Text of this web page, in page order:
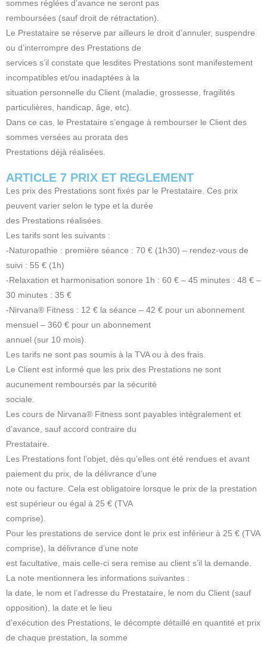
sommes réglées d’avance ne seront pas
remboursées (sauf droit de rétractation).
Le Prestataire se réserve par ailleurs le droit d’annuler, suspendre
ou d’interrompre des Prestations de
services s’il constate que lesdites Prestations sont manifestement
incompatibles et/ou inadaptées à la
situation personnelle du Client (maladie, grossesse, fragilités
particulières, handicap, âge, etc).
Dans ce cas, le Prestataire s’engage à rembourser le Client des
sommes versées au prorata des
Prestations déjà réalisées.
ARTICLE 7 PRIX ET REGLEMENT
Les prix des Prestations sont fixés par le Prestataire. Ces prix
peuvent varier selon le type et la durée
des Prestations réalisées.
Les tarifs sont les suivants :
-Naturopathie : première séance : 70 € (1h30) – rendez-vous de
suivi : 55 € (1h)
-Relaxation et harmonisation sonore 1h : 60 € – 45 minutes : 48 € –
30 minutes : 35 €
-Nirvana® Fitness : 12 € la séance – 42 € pour un abonnement
mensuel – 360 € pour un abonnement
annuel (sur 10 mois).
Les tarifs ne sont pas soumis à la TVA ou à des frais.
Le Client est informé que les prix des Prestations ne sont
aucunement remboursés par la sécurité
sociale.
Les cours de Nirvana® Fitness sont payables intégralement et
d’avance, sauf accord contraire du
Prestataire.
Les Prestations font l’objet, dès qu’elles ont été rendues et avant
paiement du prix, de la délivrance d’une
note ou facture. Cela est obligatoire lorsque le prix de la prestation
est supérieur ou égal à 25 € (TVA
comprise).
Pour les prestations de service dont le prix est inférieur à 25 € (TVA
comprise), la délivrance d’une note
est facultative, mais celle-ci sera remise au client s’il la demande.
La note mentionnera les informations suivantes :
la date, le nom et l’adresse du Prestataire, le nom du Client (sauf
opposition), la date et le lieu
d’exécution des Prestations, le décompte détaillé en quantité et prix
de chaque prestation, la somme